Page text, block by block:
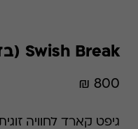
Swish Break (בדרך הרומנטית)
800 ₪
גיפט קארד לחוויה